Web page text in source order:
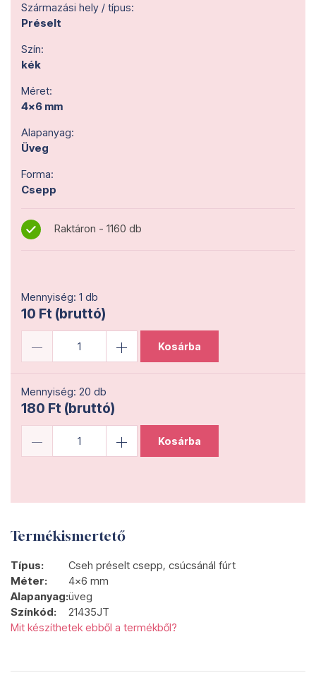
Származási hely / típus:
Préselt
Szín:
kék
Méret:
4x6 mm
Alapanyag:
Üveg
Forma:
Csepp
Raktáron - 1160 db
Mennyiség: 1 db
10 Ft (bruttó)
Kosárba
Mennyiség: 20 db
180 Ft (bruttó)
Kosárba
Termékismertető
Típus:
Cseh préselt csepp, csúcsánál fúrt
Méter:
4x6 mm
Alapanyag:üveg
Színkód:
21435JT
Mit készíthetek ebből a termékből?